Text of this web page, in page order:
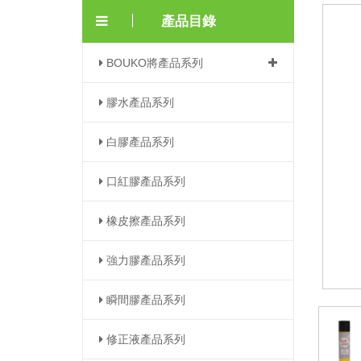
產品目錄
BOUKO將產品系列
膠水產品系列
白膠產品系列
口紅膠產品系列
橡皮擦產品系列
強力膠產品系列
瞬間膠產品系列
修正液產品系列